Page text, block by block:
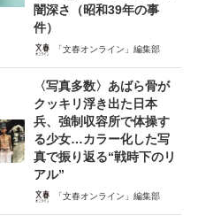
闇深さ（昭和39年の事
件）
「文春オンライン」編集部
〈写真多数〉あばら骨が
クッキリ浮き出た日本
兵、強制収容所で体操す
る少女…カラー化した写
真で振り返る“戦時下のリ
アル”
「文春オンライン」編集部